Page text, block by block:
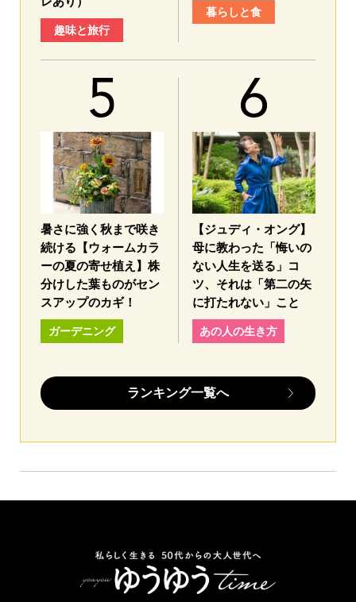
趣味と旅行
暮らしと食
暑さに強く秋まで咲き
続ける【ウォームカラ
ーの夏の寄せ植え】株
分けした葉ものがセン
スアップのカギ！
ガーデニング
【ジュディ・オング】
母に教わった「悔いの
ない人生を送る」コ
ツ、それは「第二の矢
に打たれない」こと
あの人の生き方
ランキング一覧へ